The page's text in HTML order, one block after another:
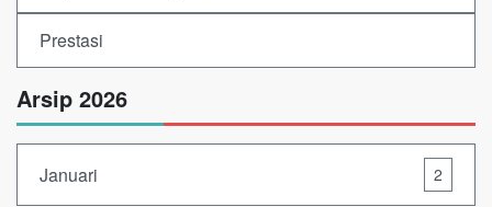
Prestasi
Arsip 2026
Januari 2